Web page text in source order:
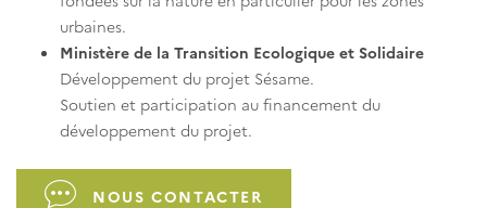
urbaines.
Ministère de la Transition Ecologique et Solidaire
Développement du projet Sésame.
Soutien et participation au financement du
développement du projet.
NOUS CONTACTER